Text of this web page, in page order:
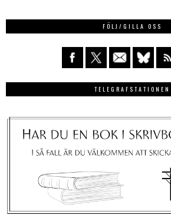
FÖLJ/GILLA OSS
TELEGRAFSTATIONEN